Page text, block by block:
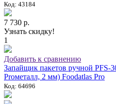
Код: 43184
7 730 р.
Узнать скидку!
1
Добавить к сравнению
Запайщик пакетов ручной PFS-
Proметалл, 2 мм) Foodatlas Pro
Код: 64696